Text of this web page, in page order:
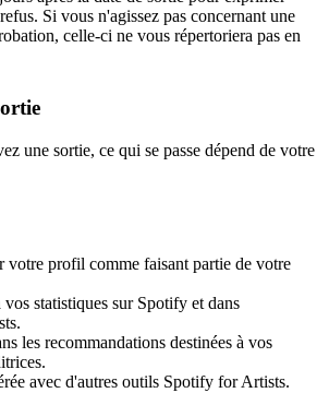
Si vous n'agissez pas concernant une
celle-ci ne vous répertoriera pas en
une sortie, ce qui se passe dépend de votre
votre profil comme faisant partie de votre
statistiques sur Spotify et dans
les recommandations destinées à vos
avec d'autres outils Spotify for Artists.